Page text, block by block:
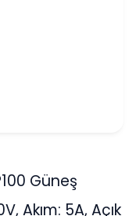
Güneş
Akım: 5A, Açık